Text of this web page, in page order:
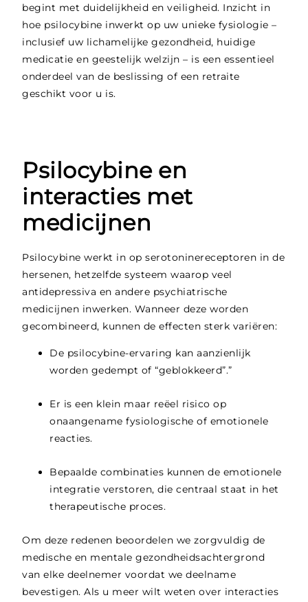
begint met duidelijkheid en veiligheid. Inzicht in
hoe psilocybine inwerkt op uw unieke fysiologie –
inclusief uw lichamelijke gezondheid, huidige
medicatie en geestelijk welzijn – is een essentieel
onderdeel van de beslissing of een retraite
geschikt voor u is.
Psilocybine en
interacties met
medicijnen
Psilocybine werkt in op serotoninereceptoren in de
hersenen, hetzelfde systeem waarop veel
antidepressiva en andere psychiatrische
medicijnen inwerken. Wanneer deze worden
gecombineerd, kunnen de effecten sterk variëren:
De psilocybine-ervaring kan aanzienlijk
worden gedempt of “geblokkeerd”.”
Er is een klein maar reëel risico op
onaangename fysiologische of emotionele
reacties.
Bepaalde combinaties kunnen de emotionele
integratie verstoren, die centraal staat in het
therapeutische proces.
Om deze redenen beoordelen we zorgvuldig de
medische en mentale gezondheidsachtergrond
van elke deelnemer voordat we deelname
bevestigen. Als u meer wilt weten over interacties